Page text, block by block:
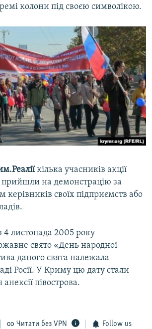
колони під своєю символікою.
кілька учасників акції
на демонстрацію за
своїх підприємств або
з 4 листопада 2005 року
свято «День народної
даного свята належала
Росії. У Криму цю дату стали
анексії півострова.
Читати без VPN Follow us